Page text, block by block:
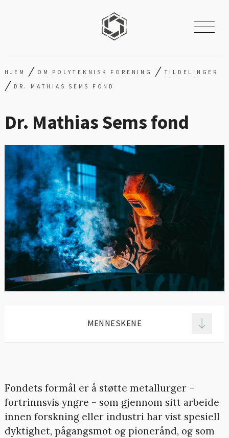
HJEM / OM POLYTEKNISK FORENING / TILDELINGER
/ DR. MATHIAS SEMS FOND
Dr. Mathias Sems fond
MENNESKENE
Fondets formål er å støtte metallurger –
fortrinnsvis yngre – som gjennom sitt arbeide
innen forskning eller industri har vist spesiell
dyktighet, pågangsmot og pionerånd, og som